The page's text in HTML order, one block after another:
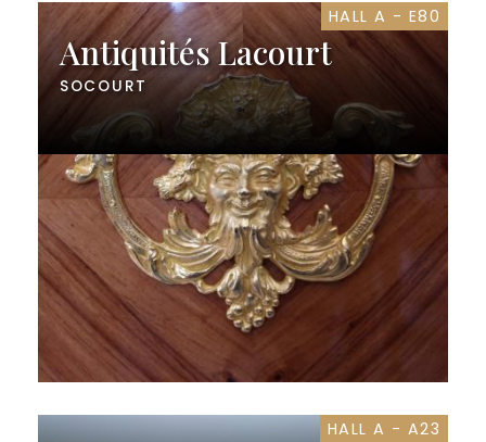
HALL A - E80
Antiquités Lacourt
SOCOURT
HALL A - A23